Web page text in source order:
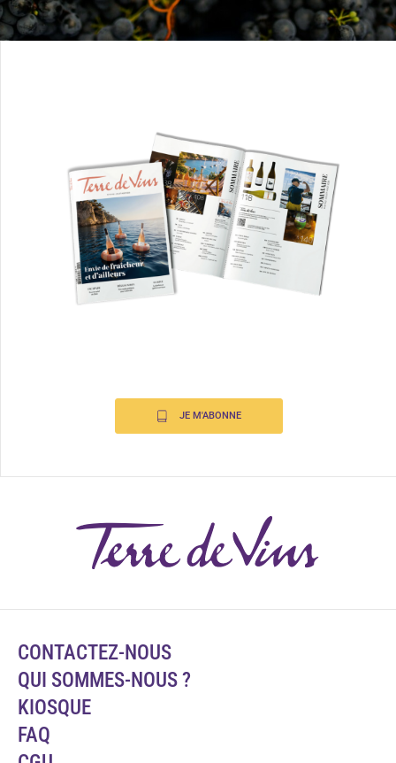
JE M'ABONNE
CONTACTEZ-NOUS
QUI SOMMES-NOUS ?
KIOSQUE
FAQ